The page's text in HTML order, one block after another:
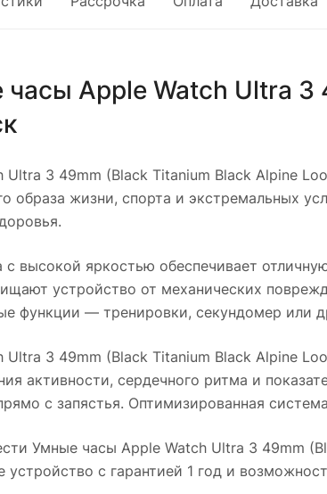
Apple Watch Ultra 3
3 49mm (Black Titanium Black Alpine
образа жизни, спорта и экстремальных
высокой яркостью обеспечивает
устройство от механических
функции — тренировки, секундомер или
3 49mm (Black Titanium Black Alpine
активности, сердечного ритма и
с запястья. Оптимизированная
Умные часы Apple Watch Ultra 3 49mm
устройство с гарантией 1 год и